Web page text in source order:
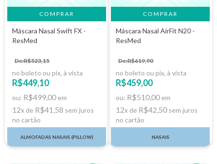
Máscara Nasal Swift FX -
ResMed
De:R$523,15
no boleto ou pix, à vista
R$449,10
ou: R$499,00 em
12x de R$41,58 sem juros
no cartão
ALMOFADAS NASAIS (PILLOW)
COMPRAR
Máscara Nasal AirFit N20 -
ResMed
De:R$619,90
no boleto ou pix, à vista
R$459,00
ou: R$510,00 em
12x de R$42,50 sem juros
no cartão
NASAIS